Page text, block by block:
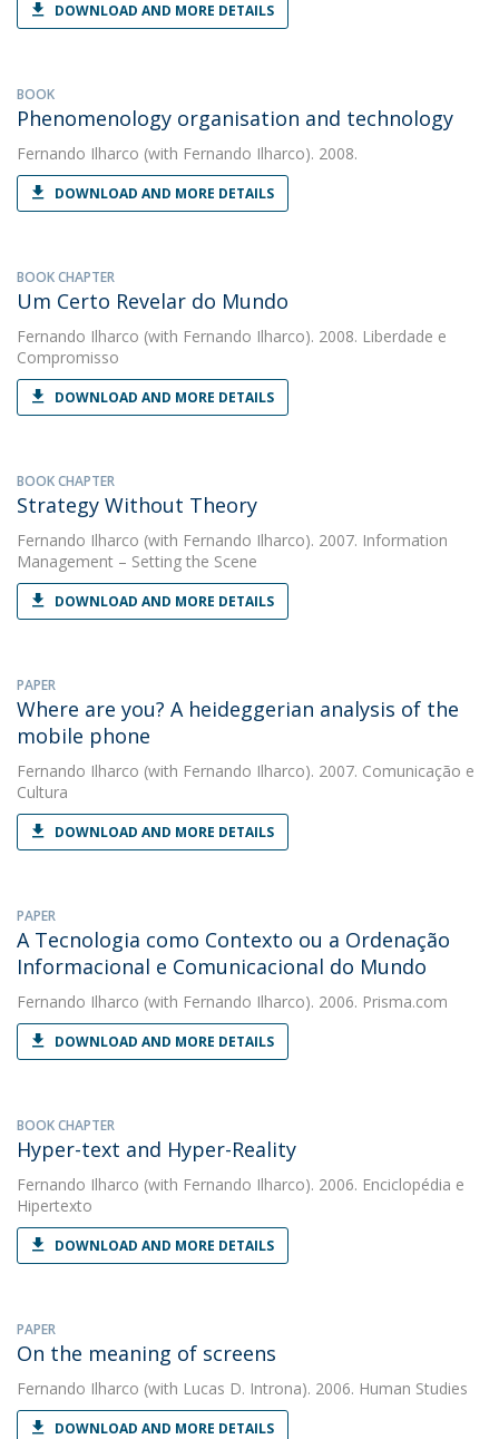
DOWNLOAD AND MORE DETAILS
BOOK
Phenomenology organisation and technology
Fernando Ilharco (with Fernando Ilharco). 2008.
DOWNLOAD AND MORE DETAILS
BOOK CHAPTER
Um Certo Revelar do Mundo
Fernando Ilharco (with Fernando Ilharco). 2008. Liberdade e
Compromisso
DOWNLOAD AND MORE DETAILS
BOOK CHAPTER
Strategy Without Theory
Fernando Ilharco (with Fernando Ilharco). 2007. Information
Management – Setting the Scene
DOWNLOAD AND MORE DETAILS
PAPER
Where are you? A heideggerian analysis of the
mobile phone
Fernando Ilharco (with Fernando Ilharco). 2007. Comunicação e
Cultura
DOWNLOAD AND MORE DETAILS
PAPER
A Tecnologia como Contexto ou a Ordenação
Informacional e Comunicacional do Mundo
Fernando Ilharco (with Fernando Ilharco). 2006. Prisma.com
DOWNLOAD AND MORE DETAILS
BOOK CHAPTER
Hyper-text and Hyper-Reality
Fernando Ilharco (with Fernando Ilharco). 2006. Enciclopédia e
Hipertexto
DOWNLOAD AND MORE DETAILS
PAPER
On the meaning of screens
Fernando Ilharco (with Lucas D. Introna). 2006. Human Studies
DOWNLOAD AND MORE DETAILS